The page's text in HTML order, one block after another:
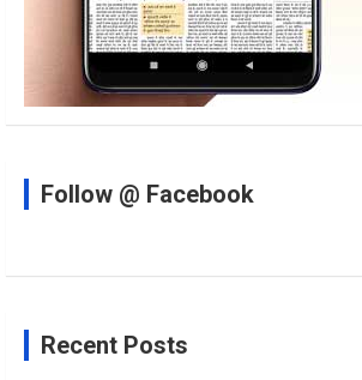
Follow @ Facebook
Recent Posts